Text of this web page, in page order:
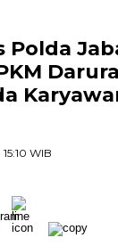
Polda
15:10 WIB